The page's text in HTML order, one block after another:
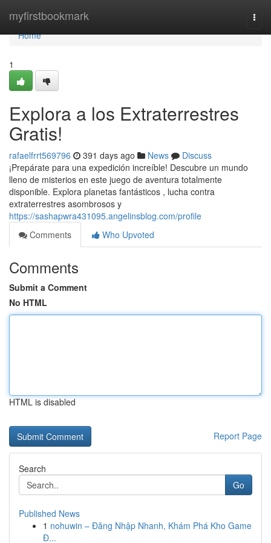
myfirstbookmark
Home
Home
1
Explora a los Extraterrestres
Gratis!
rafaelfrrt569796 391 days ago News
Discuss
¡Prepárate para una expedición increíble! Descubre un mundo
lleno de misterios en este juego de aventura totalmente
disponible. Explora planetas fantásticos , lucha contra
extraterrestres asombrosos y
https://sashapwra431095.angelinsblog.com/profile
Comments
Who Upvoted
Comments
Submit a Comment
No HTML
HTML is disabled
Report Page
Search
Go
Published News
1 nohuwin – Đăng Nhập Nhanh, Khám Phá Kho Game
Đ...